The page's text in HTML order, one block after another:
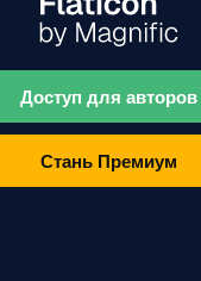
Доступ для авторов
Стань Премиум